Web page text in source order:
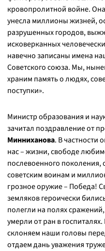
кровопролитной войне.
унесла миллионы жизней,
разрушенных городов,
исковерканных
навечно записаны имена
Советского союза. Мы,
храним память о людях,
поступки».
Министр образования и
зачитал поздравление от
Минниханова. В частности
нас – жизни, свободе
послевоенного поколения,
советским воинам и
грозное оружие – Победа!
земляков героически
полегли на полях
умерли от ран в
склоняем наши головы
отдаем дань уважения